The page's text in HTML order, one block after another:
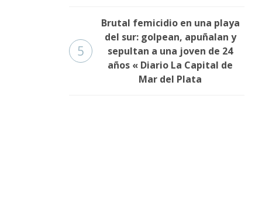
5
Brutal femicidio en una playa
del sur: golpean, apuñalan y
sepultan a una joven de 24
años « Diario La Capital de
Mar del Plata